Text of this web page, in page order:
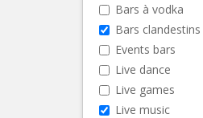
Bars à vodka
Bars clandestins
Events bars
Live dance
Live games
Live music